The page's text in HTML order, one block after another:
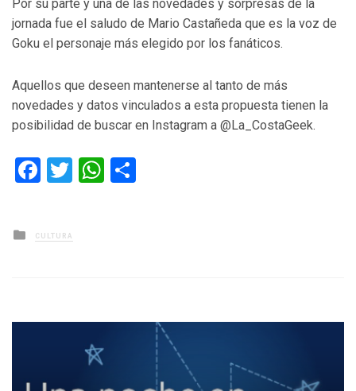
Por su parte y una de las novedades y sorpresas de la
jornada fue el saludo de Mario Castañeda que es la voz de
Goku el personaje más elegido por los fanáticos.
Aquellos que deseen mantenerse al tanto de más
novedades y datos vinculados a esta propuesta tienen la
posibilidad de buscar en Instagram a @La_CostaGeek.
Facebook
TwitterWhatsApp
Posted
in
CULTURA